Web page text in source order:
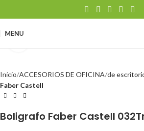
MENU
Inicio ACCESORIOS DE OFICINA de
Faber Castell
Boligrafo Faber Castell